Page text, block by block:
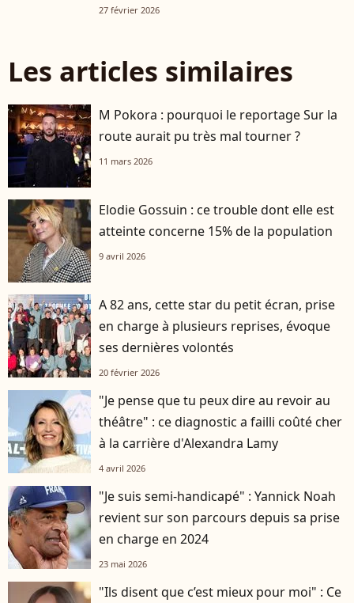
27 février 2026
Les articles similaires
M Pokora : pourquoi le reportage Sur la
route aurait pu très mal tourner ?
11 mars 2026
Elodie Gossuin : ce trouble dont elle est
atteinte concerne 15% de la population
9 avril 2026
A 82 ans, cette star du petit écran, prise
en charge à plusieurs reprises, évoque
ses dernières volontés
20 février 2026
"Je pense que tu peux dire au revoir au
théâtre" : ce diagnostic a failli coûté cher
à la carrière d'Alexandra Lamy
4 avril 2026
"Je suis semi-handicapé" : Yannick Noah
revient sur son parcours depuis sa prise
en charge en 2024
23 mai 2026
"Ils disent que c’est mieux pour moi" : Ce